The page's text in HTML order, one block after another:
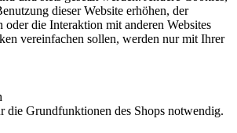
dieser Website erhöhen, der
die Interaktion mit anderen Websites
vereinfachen sollen, werden nur mit Ihrer
die Grundfunktionen des Shops notwendig.